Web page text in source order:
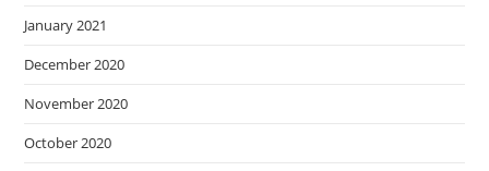
January 2021
December 2020
November 2020
October 2020